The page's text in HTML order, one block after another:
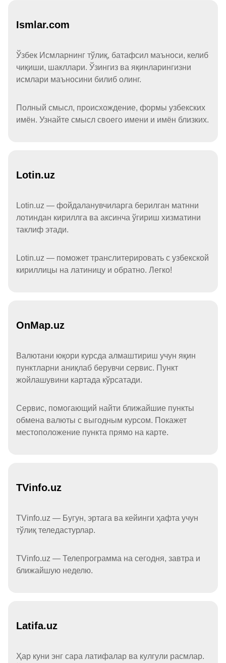
Ismlar.com
Ўзбек Исмларнинг тўлиқ, батафсил маъноси, келиб
чиқиши, шакллари. Ўзингиз ва яқинларингизни
исмлари маъносини билиб олинг.
Полный смысл, происхождение, формы узбекских
имён. Узнайте смысл своего имени и имён близких.
Lotin.uz
Lotin.uz — фойдаланувчиларга берилган матнни
лотиндан кириллга ва аксинча ўгириш хизматини
таклиф этади.
Lotin.uz — поможет транслитерировать с узбекской
кириллицы на латиницу и обратно. Легко!
OnMap.uz
Валютани юқори курсда алмаштириш учун яқин
пунктларни аниқлаб берувчи сервис. Пункт
жойлашувини картада кўрсатади.
Сервис, помогающий найти ближайшие пункты
обмена валюты с выгодным курсом. Покажет
местоположение пункта прямо на карте.
TVinfo.uz
TVinfo.uz — Бугун, эртага ва кейинги ҳафта учун
тўлиқ теледастурлар.
TVinfo.uz — Телепрограмма на сегодня, завтра и
ближайшую неделю.
Latifa.uz
Ҳар куни энг сара латифалар ва кулгули расмлар.